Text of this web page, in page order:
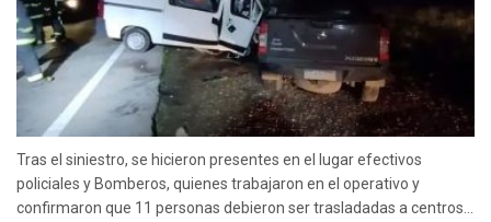
Tras el siniestro, se hicieron presentes en el lugar efectivos
policiales y Bomberos, quienes trabajaron en el operativo y
confirmaron que 11 personas debieron ser trasladadas a centros...